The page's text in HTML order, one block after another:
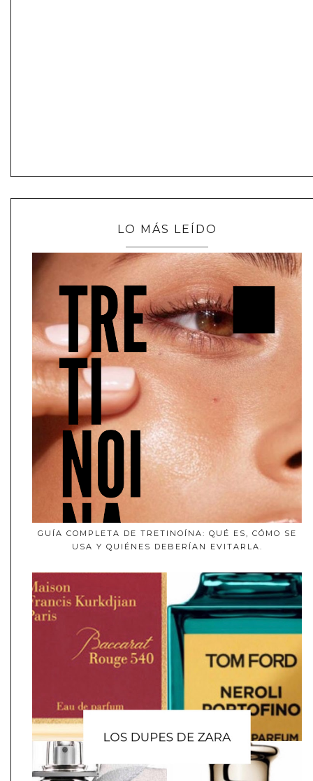
LO MÁS LEÍDO
GUÍA COMPLETA DE TRETINOÍNA: QUÉ ES, CÓMO SE
USA Y QUIÉNES DEBERÍAN EVITARLA.